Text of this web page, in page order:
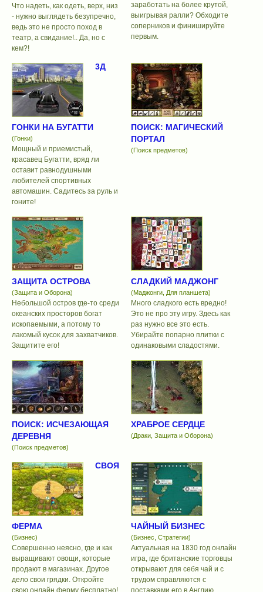
Что надеть, как одеть, верх, низ
- нужно выглядеть безупречно,
ведь это не просто поход в
театр, а свидание!.. Да, но с
кем?!
заработать на более крутой,
выигрывая ралли? Обходите
соперников и финишируйте
первым.
3Д
ГОНКИ НА БУГАТТИ
(Гонки)
Мощный и приемистый,
красавец Бугатти, вряд ли
оставит равнодушными
любителей спортивных
автомашин. Садитесь за руль и
гоните!
ПОИСК: МАГИЧЕСКИЙ
ПОРТАЛ
(Поиск предметов)
ЗАЩИТА ОСТРОВА
(Защита и Оборона)
Небольшой остров где-то среди
океанских просторов богат
ископаемыми, а потому то
лакомый кусок для захватчиков.
Защитите его!
СЛАДКИЙ МАДЖОНГ
(Маджонги, Для планшета)
Много сладкого есть вредно!
Это не про эту игру. Здесь как
раз нужно все это есть.
Убирайте попарно плитки с
одинаковыми сладостями.
ПОИСК: ИСЧЕЗАЮЩАЯ
ДЕРЕВНЯ
(Поиск предметов)
ХРАБРОЕ СЕРДЦЕ
(Драки, Защита и Оборона)
СВОЯ
ФЕРМА
(Бизнес)
Совершенно неясно, где и как
выращивают овощи, которые
продают в магазинах. Другое
дело свои грядки. Откройте
свою онлайн ферму бесплатно!
ЧАЙНЫЙ БИЗНЕС
(Бизнес, Стратегии)
Актуальная на 1830 год онлайн
игра, где британские торговцы
открывают для себя чай и с
трудом справляются с
поставками его в Англию.